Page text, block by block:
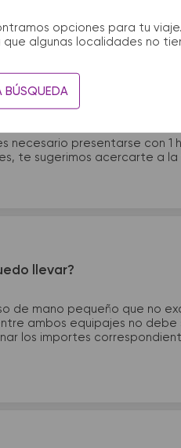
opciones para tu
que algunas localidades no
BÚSQUEDA
debo presentarme en
necesario presentarse con
te sugerimos acercarte a
llevar?
de mano pequeño que no
ambos equipajes no debe
los importes